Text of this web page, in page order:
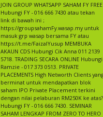
JOIN GROUP WHATSAPP SAHAM FY FREE
Hubungi FY - 016 666 7430 atau tekan
link di bawah ini ;
https://groupsahamFy.wasap.my untuk
masuk grp wasap bersama FY atau
https://t.me/FaizalYusup MEMBUKA
AKAUN CDS Hubungi Cik Anna 011 2139
5718. TRADING SECARA ONLINE Hubungi
Ramzie - 017 373 0513. PRIVATE
PLACEMENTS High Networth Clients
berminat untuk mendapatkan blok
saham IPO Private Placement terkini
dengan nilai pelaburan RM250K ke atas?
Hubungi FY - 016 666 7430. SEMINAR
SAHAM LENGKAP FROM ZERO TO HERO